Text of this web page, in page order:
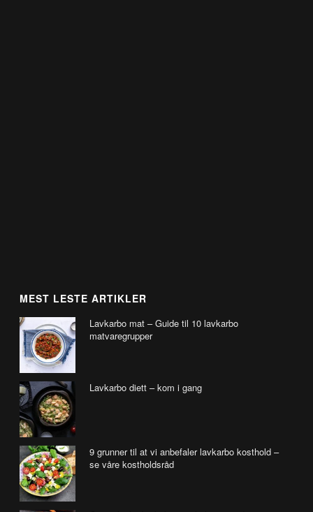
MEST LESTE ARTIKLER
Lavkarbo mat – Guide til 10 lavkarbo
matvaregrupper
Lavkarbo diett – kom i gang
9 grunner til at vi anbefaler lavkarbo kosthold –
se våre kostholdsråd